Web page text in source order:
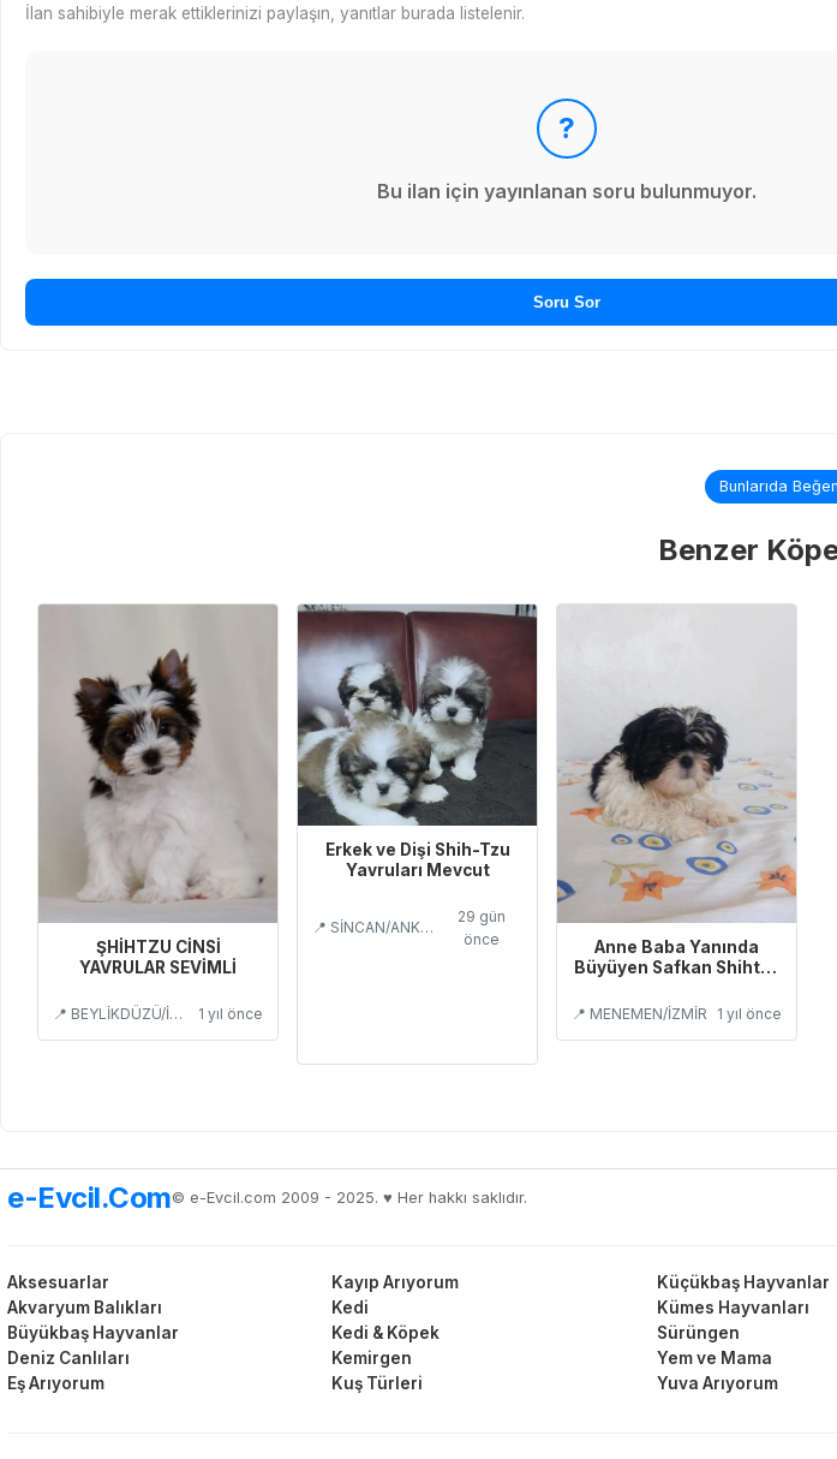
İlan sahibiyle merak ettiklerinizi paylaşın, yanıtlar burada listelenir.
?
Bu ilan için yayınlanan soru bulunmuyor.
Soru Sor
Bunlarıda
Benzer
ŞHİHTZU CİNSİ
YAVRULAR SEVİMLİ
📍 BEYLİKDÜZÜ/İSTANBUL 1 yıl önce
Erkek ve Dişi Shih-Tzu
Yavruları Mevcut
📍 SİNCAN/ANKARA
29 gün
önce
Anne Baba Yanında
Büyüyen Safkan Shihtzu
📍 MENEMEN/İZMİR 1 yıl önce
e-Evcil.Com© e-Evcil.com 2009 - 2025. ♥️ Her hakkı saklıdır.
Aksesuarlar
Akvaryum Balıkları
Büyükbaş Hayvanlar
Deniz Canlıları
Eş Arıyorum
Kayıp Arıyorum
Kedi
Kedi & Köpek
Kemirgen
Kuş Türleri
Küçükbaş Hayvanlar
Kümes Hayvanları
Sürüngen
Yem ve Mama
Yuva Arıyorum